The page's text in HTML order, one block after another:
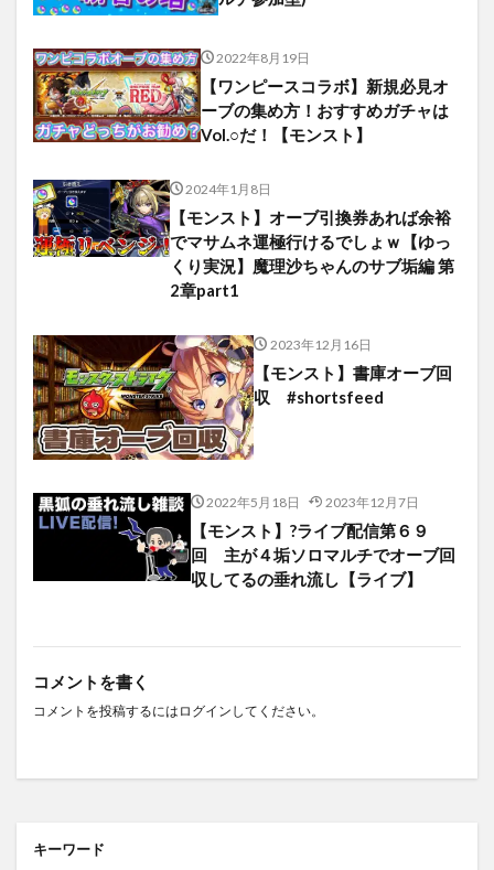
2022年8月19日
【ワンピースコラボ】新規必見オ
ーブの集め方！おすすめガチャは
Vol.○だ！【モンスト】
2024年1月8日
【モンスト】オーブ引換券あれば余裕
でマサムネ運極行けるでしょｗ【ゆっ
くり実況】魔理沙ちゃんのサブ垢編 第
2章part1
2023年12月16日
【モンスト】書庫オーブ回
収 #shortsfeed
2022年5月18日 2023年12月7日
【モンスト】?ライブ配信第６９
回 主が４垢ソロマルチでオーブ回
収してるの垂れ流し【ライブ】
コメントを書く
コメントを投稿するには ログイン してください。
キーワード